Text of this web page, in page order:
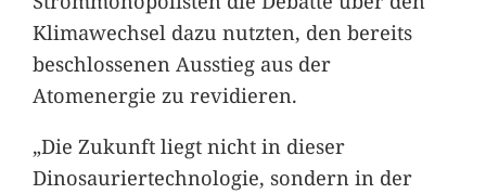
Klimawechsel dazu nutzten, den bereits
beschlossenen Ausstieg aus der
Atomenergie zu revidieren.
„Die Zukunft liegt nicht in dieser
Dinosauriertechnologie, sondern in der